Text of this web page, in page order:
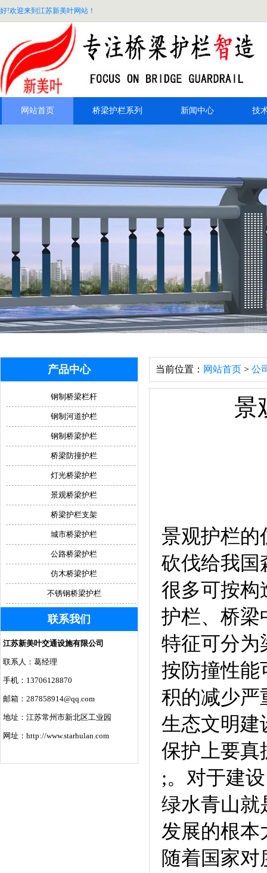
好!欢迎来到江苏新美叶网站！
网站首页 桥梁护栏系列 新闻中心 技
当前位置： 网站首页 > 公
景
景观护栏的
砍伐给我国
很多可按构
护栏、桥梁
特征可分为
按防撞性能
积的减少严
生态文明建
保护上要真
;。对于建
绿水青山就
发展的根本
随着国家
产品中心
钢制桥梁栏杆
钢制河道护栏
钢制桥梁护栏
桥梁防撞护栏
灯光桥梁护栏
景观桥梁护栏
桥梁护栏支架
城市桥梁护栏
公路桥梁护栏
仿木桥梁护栏
不锈钢桥梁护栏
联系我们
江苏新美叶交通设施有限公司
联系人：葛经理
手机：13706128870
邮箱：287858914@qq.com
地址：江苏常州市新北区工业园
网址：http://www.starhulan.com